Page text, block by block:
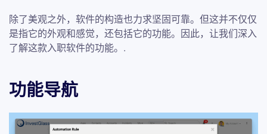
除了美观之外，软件的构造也力求坚固可靠。但这并不仅仅
是指它的外观和感觉，还包括它的功能。因此，让我们深入
了解这款入职软件的功能。.
功能导航